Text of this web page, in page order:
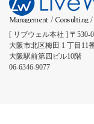
[ リブウェル本社 ] 〒530-
大阪市北区梅田 1 丁目11
大阪駅前第四ビル10階
06-6346-9077